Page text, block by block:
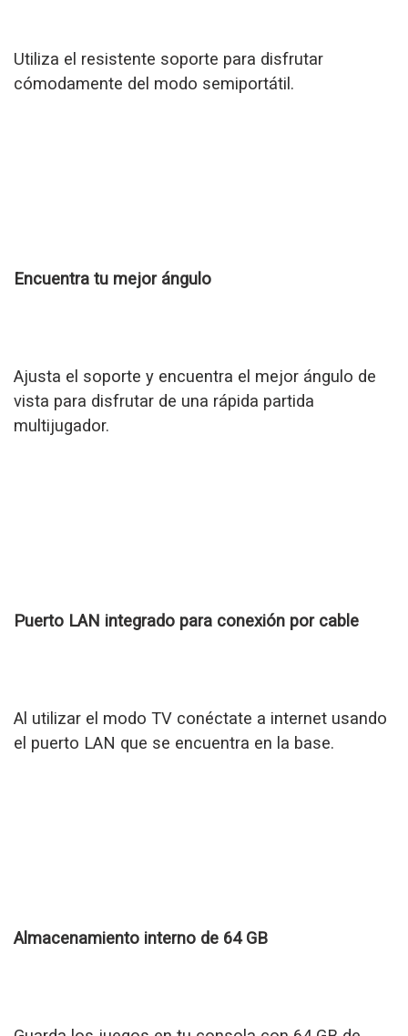
Utiliza el resistente soporte para disfrutar
cómodamente del modo semiportátil.
Encuentra tu mejor ángulo
Ajusta el soporte y encuentra el mejor ángulo de
vista para disfrutar de una rápida partida
multijugador.
Puerto LAN integrado para conexión por cable
Al utilizar el modo TV conéctate a internet usando
el puerto LAN que se encuentra en la base.
Almacenamiento interno de 64 GB